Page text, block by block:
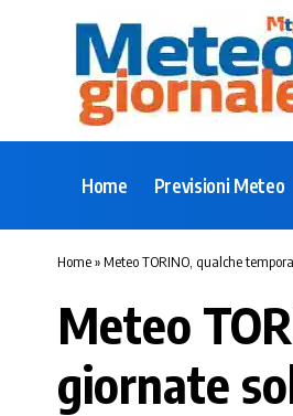
Home Previsioni Meteo
Home»Meteo TORINO, qualche
Meteo
giornate